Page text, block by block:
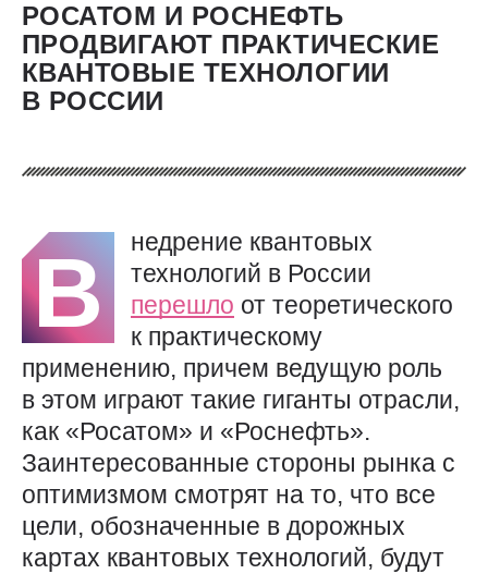
РОСАТОМ И РОСНЕФТЬ
ПРОДВИГАЮТ ПРАКТИЧЕСКИЕ
КВАНТОВЫЕ ТЕХНОЛОГИИ
В РОССИИ
В
недрение квантовых
технологий в России
перешло от теоретического
к практическому
применению, причем ведущую роль
в этом играют такие гиганты отрасли,
как «Росатом» и «Роснефть».
Заинтересованные стороны рынка с
оптимизмом смотрят на то, что все
цели, обозначенные в дорожных
картах квантовых технологий, будут